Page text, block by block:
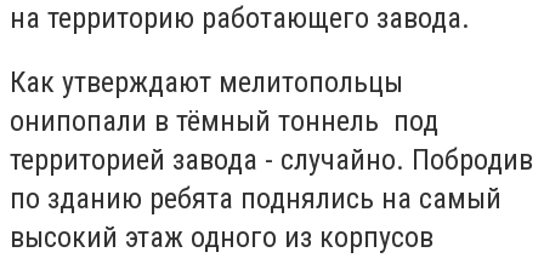
на территорию работающего завода.
Как утверждают мелитопольцы
онипопали в тёмный тоннель под
территорией завода - случайно. Побродив
по зданию ребята поднялись на самый
высокий этаж одного из корпусов